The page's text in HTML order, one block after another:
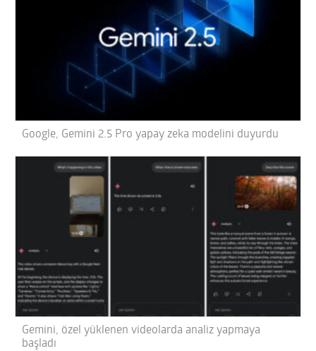
Google, Gemini 2.5 Pro yapay zeka modelini duyurdu
Gemini, özel yüklenen videolarda analiz yapmaya
başladı